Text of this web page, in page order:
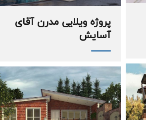
پروژه ویلایی مدرن آقای
آسایش